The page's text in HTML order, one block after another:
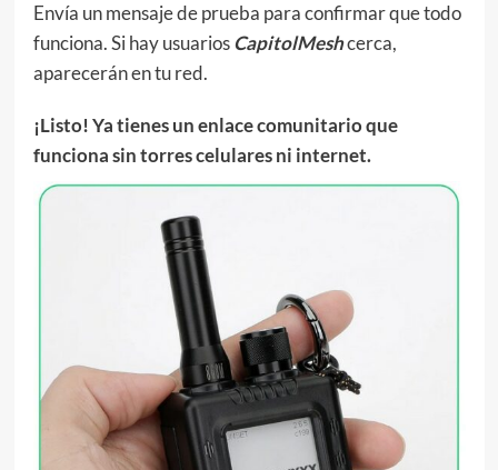
Envía un mensaje de prueba para confirmar que todo
funciona. Si hay usuariosCapitolMeshcerca,
aparecerán en tu red.
¡Listo! Ya tienes un enlace comunitario que
funciona sin torres celulares ni internet.